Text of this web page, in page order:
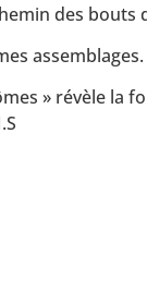
des
» révèle la